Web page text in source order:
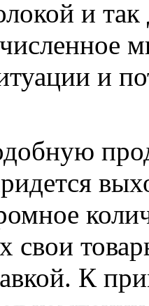
и
и
свои
К